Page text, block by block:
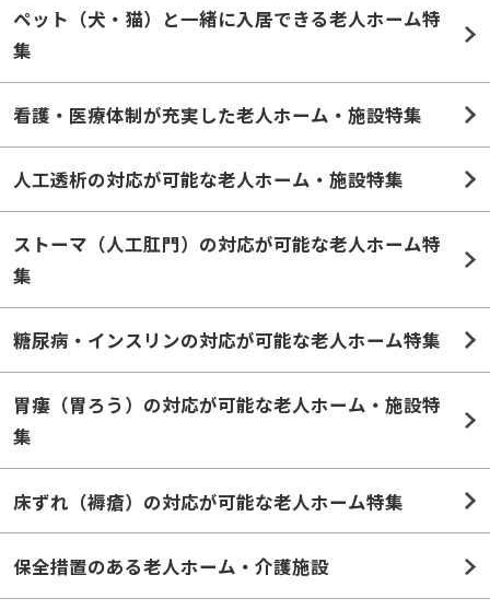
ペット（犬・猫）と一緒に入居できる老人ホーム特
集
看護・医療体制が充実した老人ホーム・施設特集
人工透析の対応が可能な老人ホーム・施設特集
ストーマ（人工肛門）の対応が可能な老人ホーム特
集
糖尿病・インスリンの対応が可能な老人ホーム特集
胃瘻（胃ろう）の対応が可能な老人ホーム・施設特
集
床ずれ（褥瘡）の対応が可能な老人ホーム特集
保全措置のある老人ホーム・介護施設